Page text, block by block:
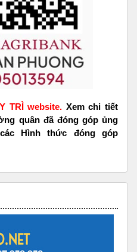
TRÌ website. Xem chi tiết
quân đã đóng góp ủng
Hình thức đóng góp